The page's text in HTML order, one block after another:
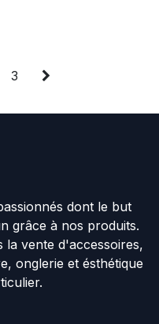
3
dont le but
grâce à nos produits.
la vente d'accessoires,
onglerie et ésthétique